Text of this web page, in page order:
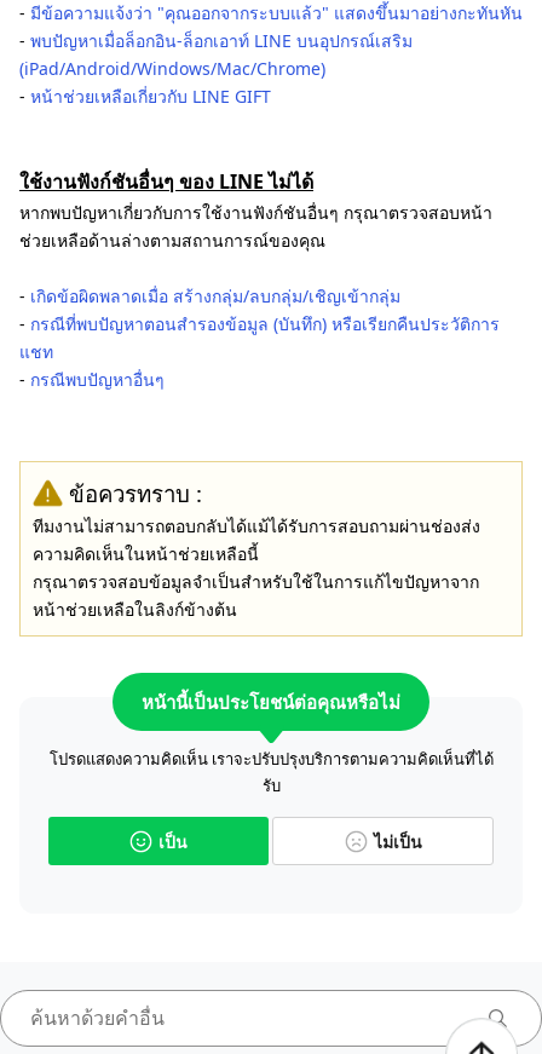
- มีข้อความแจ้งว่า "คุณออกจากระบบแล้ว" แสดงขึ้นมาอย่างกะทันหัน
- พบปัญหาเมื่อล็อกอิน-ล็อกเอาท์ LINE บนอุปกรณ์เสริม
(iPad/Android/Windows/Mac/Chrome)
- หน้าช่วยเหลือเกี่ยวกับ LINE GIFT
ใช้งานฟังก์ชันอื่นๆ ของ LINE ไม่ได้
หากพบปัญหาเกี่ยวกับการใช้งานฟังก์ชันอื่นๆ กรุณาตรวจสอบหน้า
ช่วยเหลือด้านล่างตามสถานการณ์ของคุณ
- เกิดข้อผิดพลาดเมื่อ สร้างกลุ่ม/ลบกลุ่ม/เชิญเข้ากลุ่ม
- กรณีที่พบปัญหาตอนสำรองข้อมูล (บันทึก) หรือเรียกคืนประวัติการ
แชท
- กรณีพบปัญหาอื่นๆ
ข้อควรทราบ :
ทีมงานไม่สามารถตอบกลับได้แม้ได้รับการสอบถามผ่านช่องส่ง
ความคิดเห็นในหน้าช่วยเหลือนี้
กรุณาตรวจสอบข้อมูลจำเป็นสำหรับใช้ในการแก้ไขปัญหาจาก
หน้าช่วยเหลือในลิงก์ข้างต้น
หน้านี้เป็นประโยชน์ต่อคุณหรือไม่
โปรดแสดงความคิดเห็น เราจะปรับปรุงบริการตามความคิดเห็นที่ได้
รับ
เป็น ไม่เป็น